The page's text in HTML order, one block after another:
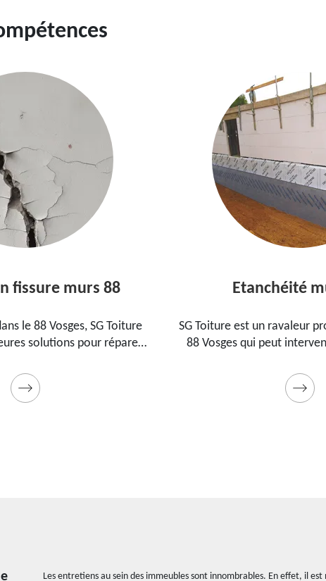
fissure murs 88
le 88 Vosges, SG Toiture
solutions pour réparer
professionnels. Travaux
décennaux
Etanchéité
SG Toiture est un ravaleur
88 Vosges qui peut
pas cher pour
Les entretiens au sein des immeubles sont innombrables. En effet, il est